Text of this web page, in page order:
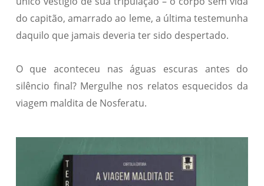
do capitão, amarrado ao leme, a última testemunha
daquilo que jamais deveria ter sido despertado.
O que aconteceu nas águas escuras antes do
silêncio final? Mergulhe nos relatos esquecidos da
viagem maldita de Nosferatu.